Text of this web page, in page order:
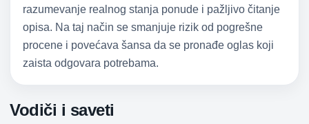
razumevanje realnog stanja ponude i pažljivo čitanje
opisa. Na taj način se smanjuje rizik od pogrešne
procene i povećava šansa da se pronađe oglas koji
zaista odgovara potrebama.
Vodiči i saveti